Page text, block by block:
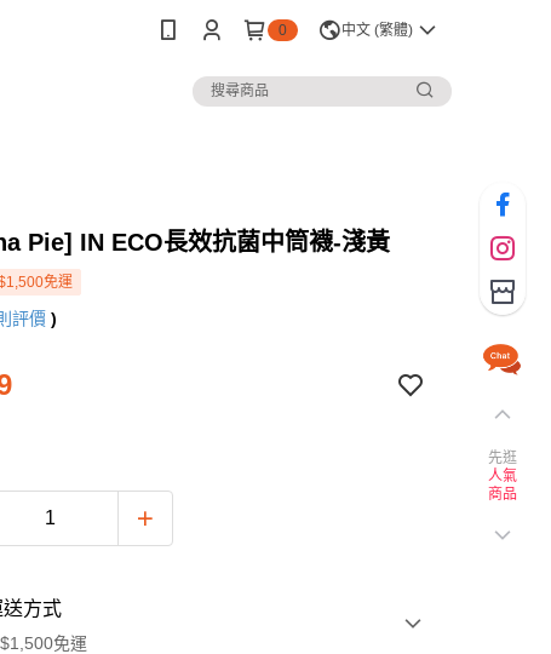
0 中文 (繁體)
Pie] IN ECO長效抗菌中筒襪-淺黃
免運
評價 )
方式
免運
先逛
人氣
商品